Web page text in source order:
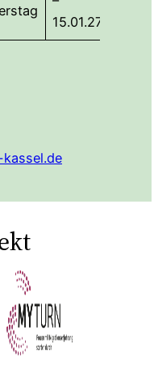
15.01.27